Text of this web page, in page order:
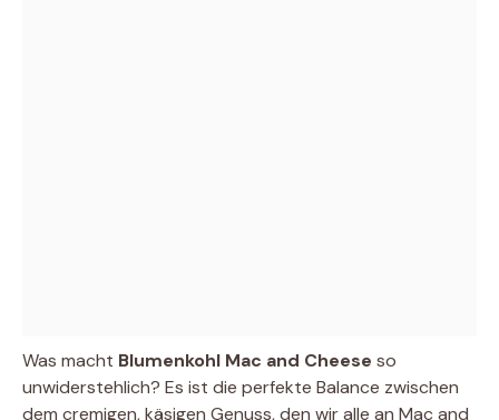
Was macht Blumenkohl Mac and Cheese so
unwiderstehlich? Es ist die perfekte Balance zwischen
dem cremigen, käsigen Genuss, den wir alle an Mac and